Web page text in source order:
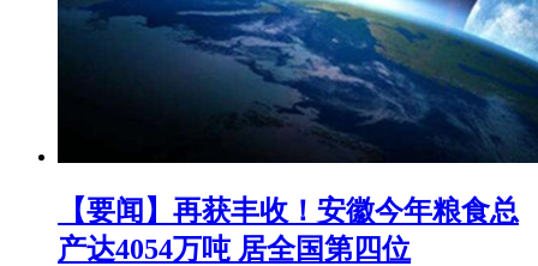
【要闻】再获丰收！安徽今年粮食总
产达4054万吨 居全国第四位